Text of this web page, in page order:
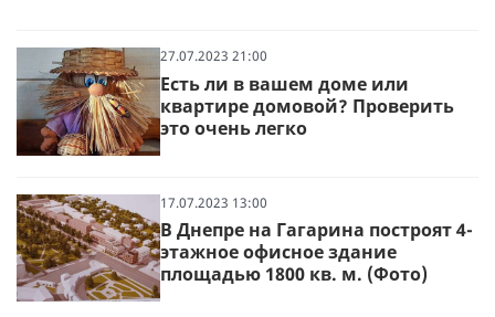
27.07.2023 21:00
Есть ли в вашем доме или
квартире домовой? Проверить
это очень легко
17.07.2023 13:00
В Днепре на Гагарина построят 4-
этажное офисное здание
площадью 1800 кв. м. (Фото)